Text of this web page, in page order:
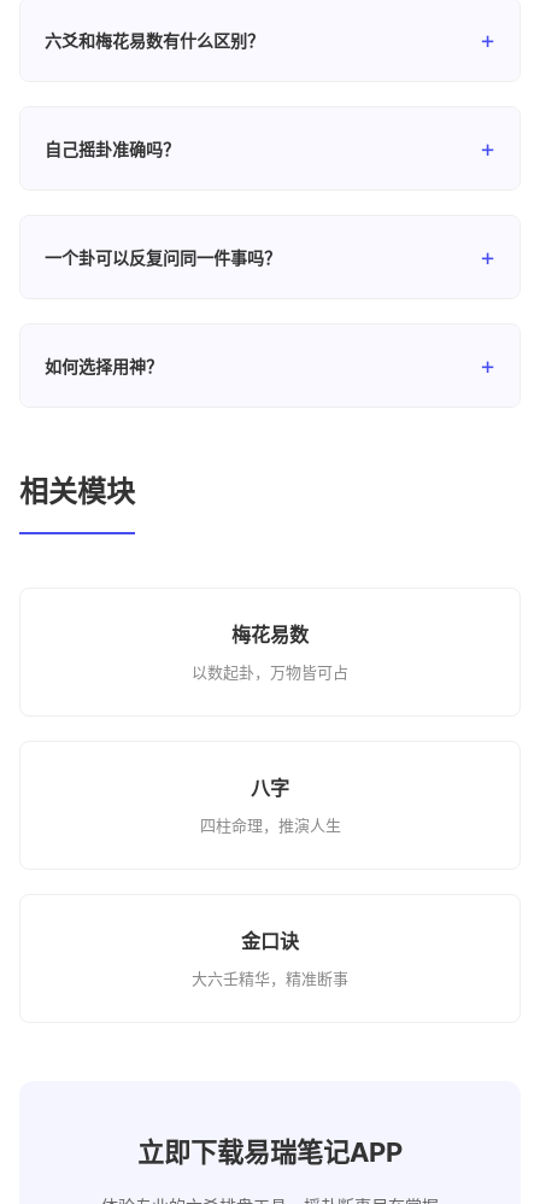
六爻和梅花易数有什么区别？
深入分析具体问题，梅花易数适合快速判断趋势。
自己摇卦准确吗？
专注于意念，排盘交给APP自动完成。
一个卦可以反复问同一件事吗？
息，反复占问则可能影响准确性。
如何选择用神？
爻。易瑞笔记APP中有详细的用神选择指南。
相关模块
梅花易数
以数起卦，万物皆可占
八字
四柱命理，推演人生
金口诀
大六壬精华，精准断事
立即下载易瑞笔记APP